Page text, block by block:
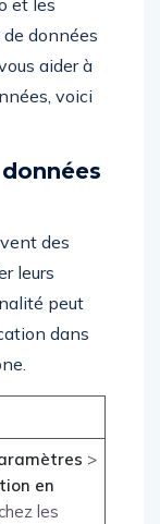
données
aider à
voici
des
leurs
peut
dans
>
en
les